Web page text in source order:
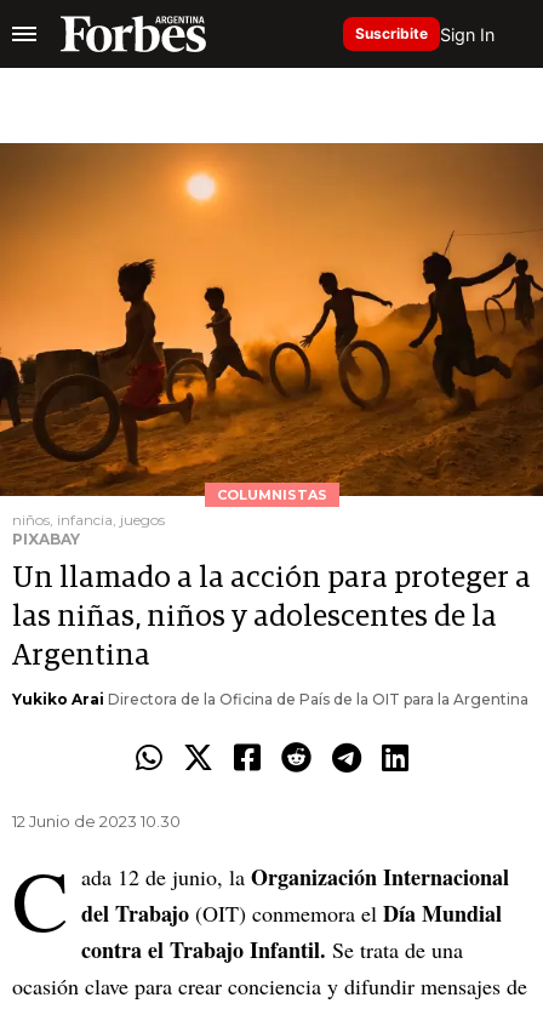
Suscribite Sign In
COLUMNISTAS
niños, infancia, juegos
PIXABAY
Un llamado a la acción para proteger a
las niñas, niños y adolescentes de la
Argentina
Yukiko Arai Directora de la Oficina de País de la OIT para la Argentina
12 Junio de 2023 10.30
C ada 12 de junio, la Organización Internacional
del Trabajo (OIT) conmemora el Día Mundial
contra el Trabajo Infantil. Se trata de una
ocasión clave para crear conciencia y difundir mensajes de